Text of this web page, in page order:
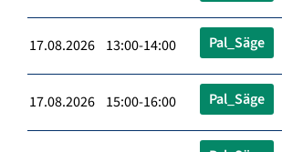
17.08.2026 13:00-14:00 Pal_Säge
17.08.2026 15:00-16:00 Pal_Säge